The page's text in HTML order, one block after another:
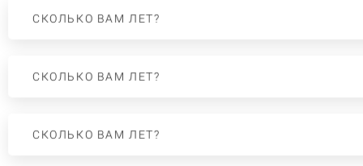
СКОЛЬКО ВАМ ЛЕТ?
СКОЛЬКО ВАМ ЛЕТ?
СКОЛЬКО ВАМ ЛЕТ?